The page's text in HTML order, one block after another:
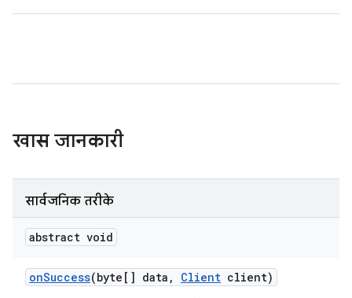
खास जानकारी
सार्वजनिक तरीके
abstract void
onSuccess(byte[] data , Client client)